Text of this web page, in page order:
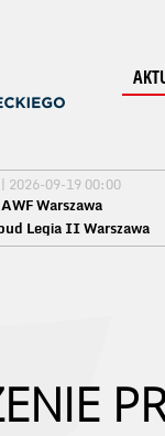
| 2026-09-19 00:00
Warszawa
Legia II Warszawa